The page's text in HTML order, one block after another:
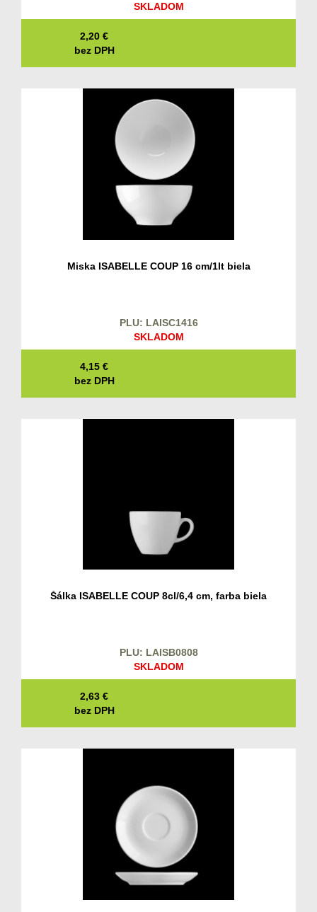
SKLADOM
2,20 €
bez DPH
Miska ISABELLE COUP 16 cm/1lt biela
PLU: LAISC1416
SKLADOM
4,15 €
bez DPH
Šálka ISABELLE COUP 8cl/6,4 cm, farba biela
PLU: LAISB0808
SKLADOM
2,63 €
bez DPH